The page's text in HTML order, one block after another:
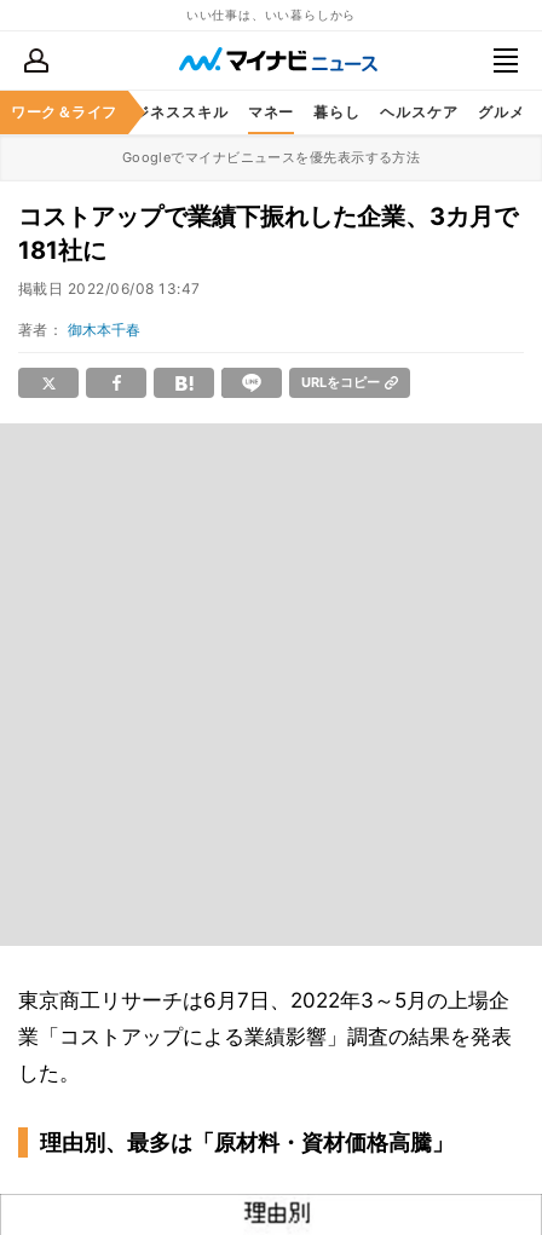
いい仕事は、いい暮らしから
ワーク＆ライフ
キャリア ビジネススキル マネー 暮らし ヘルスケア グルメ
Googleでマイナビニュースを優先表示する方法
コストアップで業績下振れした企業、3カ月で
181社に
掲載日 2022/06/08 13:47
著者： 御木本千春
URLをコピー
東京商工リサーチは6月7日、2022年3～5月の上場企
業「コストアップによる業績影響」調査の結果を発表
した。
理由別、最多は「原材料・資材価格高騰」